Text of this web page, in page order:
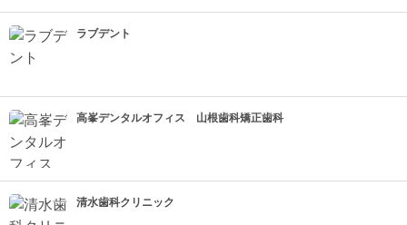
ラブデント
高峯デンタルオフィス 山根歯科矯正歯科
清水歯科クリニック